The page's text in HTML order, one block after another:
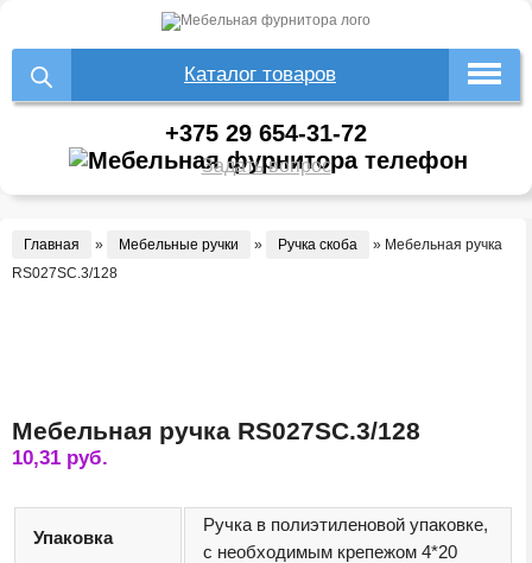
Каталог товаров
+375 29 654-31-72
Задать вопрос
Главная » Мебельные ручки » Ручка скоба » Мебельная ручка
RS027SC.3/128
Мебельная ручка RS027SC.3/128
10,31 руб.
Упаковка
Ручка в полиэтиленовой упаковке,
с необходимым крепежом 4*20